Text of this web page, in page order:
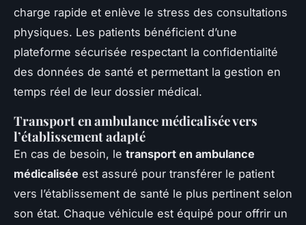
charge rapide et enlève le stress des consultations
physiques. Les patients bénéficient d’une
plateforme sécurisée respectant la confidentialité
des données de santé et permettant la gestion en
temps réel de leur dossier médical.
Transport en ambulance médicalisée vers
l’établissement adapté
En cas de besoin, le transport en ambulance
médicalisée est assuré pour transférer le patient
vers l’établissement de santé le plus pertinent selon
son état. Chaque véhicule est équipé pour offrir un